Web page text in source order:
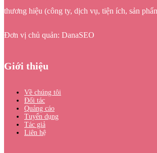
thương hiệu (công ty, dịch vụ, tiện ích, sản
Đơn vị chủ quản: DanaSEO
Giới thiệu
Về chúng tôi
Đối tác
Quảng cáo
Tuyển dụng
Tác giả
Liên hệ